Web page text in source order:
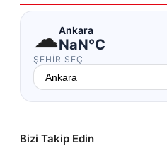
☁Ankara
NaN°C
ŞEHIR SEÇ
Bizi Takip Edin